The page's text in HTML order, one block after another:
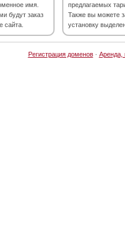
имя.
будут заказ
сайта.
предлагаемых
Также вы можете
установку
Регистрация доменов· Аренда,